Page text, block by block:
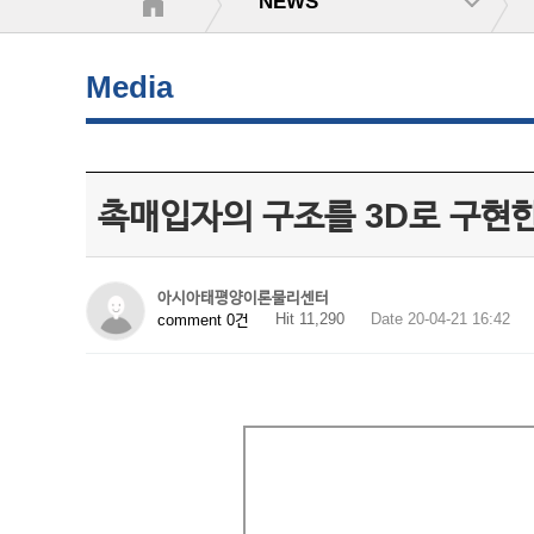
Media
촉매입자의 구조를 3D로 구현
아시아태평양이론물리센터
comment 0건
Hit 11,290 Date 20-04-21 16:42